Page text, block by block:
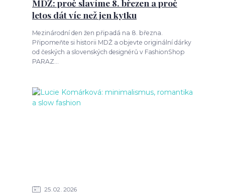
MDŽ: proč slavíme 8. březen a proč
letos dát víc než jen kytku
Mezinárodní den žen připadá na 8. března.
Připomeňte si historii MDŽ a objevte originální dárky
od českých a slovenských designérů v FashionShop
PARAZ...
25 02 2026